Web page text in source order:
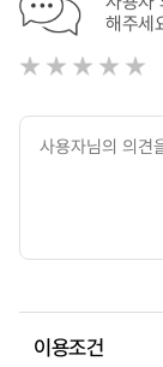
해주세
이용조건